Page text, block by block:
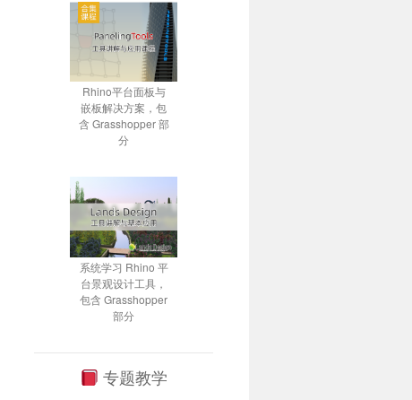
Rhino平台面板与
嵌板解决方案，包
含 Grasshopper 部
分
系统学习 Rhino 平
台景观设计工具，
包含 Grasshopper
部分
专题教学